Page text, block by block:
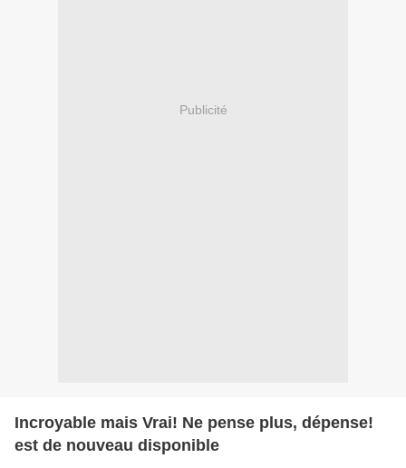
Publicité
Incroyable mais Vrai! Ne pense plus, dépense!
est de nouveau disponible